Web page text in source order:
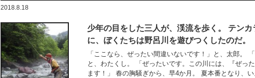
2018.8.18
少年の目をした三人が、渓流を歩く。 テン
に、ぼくたちは野呂川を遊びつくしたのだ。
「ここなら、ぜったい間違いないです！」と、太郎。 「
と、わたくし。 「ぜったいです。この川には、『ぜっ
ます！」 春の胸騒ぎから、早4か月。 夏本番となり、